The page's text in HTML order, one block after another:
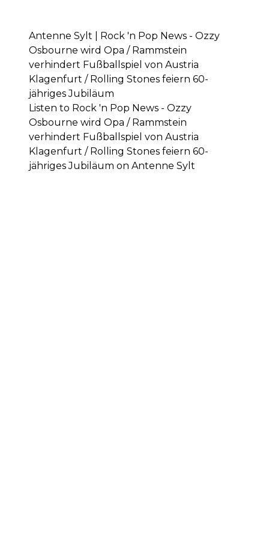
Antenne Sylt | Rock 'n Pop News - Ozzy
Osbourne wird Opa / Rammstein
verhindert Fußballspiel von Austria
Klagenfurt / Rolling Stones feiern 60-
jähriges Jubiläum
Listen to Rock 'n Pop News - Ozzy
Osbourne wird Opa / Rammstein
verhindert Fußballspiel von Austria
Klagenfurt / Rolling Stones feiern 60-
jähriges Jubiläum on Antenne Sylt